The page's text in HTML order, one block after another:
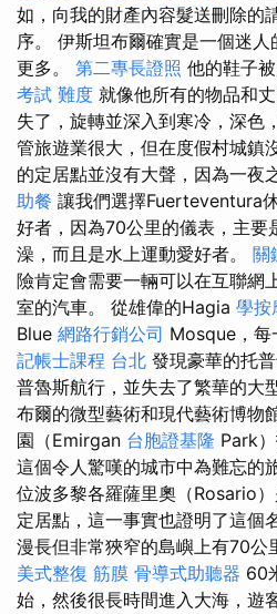
如，向我的財產內容髮送刪除的
序。 伊斯坦布爾確實是一個迷
更多。 第二專長證照 他的鞋子
考試 難度 就像他所有的物品和丈
失了，旋轉並深入到寒冷，深色
管旅遊業很大，但在度假村城鎮
的定居點並沒有大聲，因為一夜
助餐 讓我們選擇Fuerteventura
好者，因為70公里的儀表，主要
澡，而且是水上運動愛好者。 關
險肯定會需要一輛可以在互聯網
室的汽車。 從雄偉的Hagia 學按
Blue 網路行銷公司 Mosque，每
記帳士課程 台北 發現豪華的托
普魯斯航行，並失去了繁華的大
布爾的微型藝術和現代藝術博物
園（Emirgan 台胞證基隆 Park
這個令人驚嘆的城市中為難忘的
位波多黎各羅薩里奧（Rosario
定居點，這一事實也證明了這個
漫長但非常狹窄的島嶼上有70公
美式整復 筋膜 骨導式助聽器 60
始，然後很長時間進入大海，遊